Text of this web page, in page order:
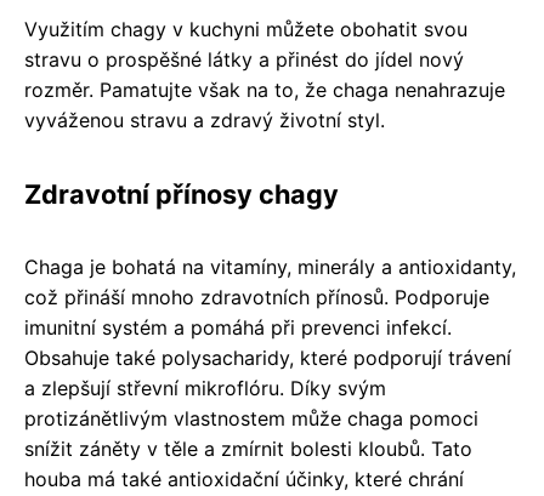
Využitím chagy v kuchyni můžete obohatit svou
stravu o prospěšné látky a přinést do jídel nový
rozměr. Pamatujte však na to, že chaga nenahrazuje
vyváženou stravu a zdravý životní styl.
Zdravotní přínosy chagy
Chaga je bohatá na vitamíny, minerály a antioxidanty,
což přináší mnoho zdravotních přínosů. Podporuje
imunitní systém a pomáhá při prevenci infekcí.
Obsahuje také polysacharidy, které podporují trávení
a zlepšují střevní mikroflóru. Díky svým
protizánětlivým vlastnostem může chaga pomoci
snížit záněty v těle a zmírnit bolesti kloubů. Tato
houba má také antioxidační účinky, které chrání